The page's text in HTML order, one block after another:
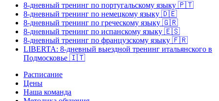
8-дневный тренинг по португальскому языку 🇵🇹
8-дневный тренинг по немецкому языку 🇩🇪
8-дневный тренинг по греческому языку 🇬🇷
8-дневный тренинг по испанскому языку 🇪🇸
8-дневный тренинг по французскому языку 🇫🇷
LIBERTA: 8-дневный выездной тренинг итальянского в
Подмосковье 🇮🇹
Расписание
Цены
Наша команда